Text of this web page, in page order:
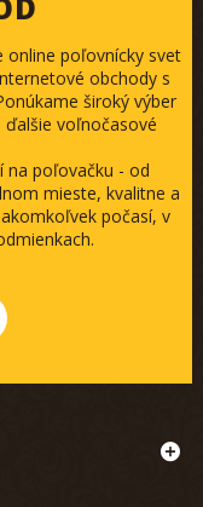
online poľovnícky svet
obchody s
široký výber
voľnočasové
na poľovačku - od
mieste, kvalitne a
počasí, v